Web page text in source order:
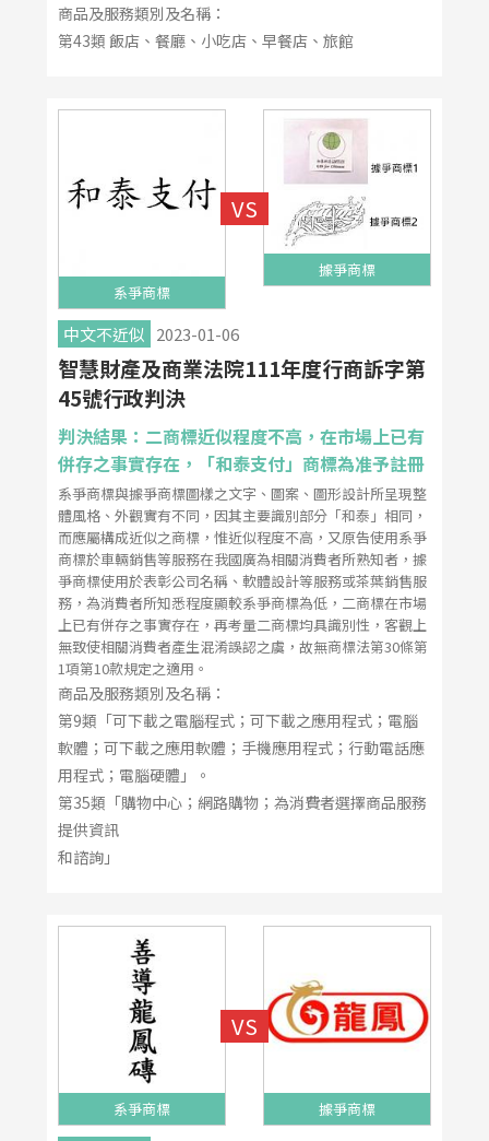
商品及服務類別及名稱：
第43類 飯店、餐廳、小吃店、早餐店、旅館
系爭商標
據爭商標
中文不近似 2023-01-06
智慧財產及商業法院111年度行商訴字第
45號行政判決
判決結果：二商標近似程度不高，在市場上已有
併存之事實存在，「和泰支付」商標為准予註冊
系爭商標與據爭商標圖樣之文字、圖案、圖形設計所呈現整
體風格、外觀實有不同，因其主要識別部分「和泰」相同，
而應屬構成近似之商標，惟近似程度不高，又原告使用系爭
商標於車輛銷售等服務在我國廣為相關消費者所熟知者，據
爭商標使用於表彰公司名稱、軟體設計等服務或茶葉銷售服
務，為消費者所知悉程度顯較系爭商標為低，二商標在市場
上已有併存之事實存在，再考量二商標均具識別性，客觀上
無致使相關消費者產生混淆誤認之虞，故無商標法第30條第
1項第10款規定之適用。
商品及服務類別及名稱：
第9類「可下載之電腦程式；可下載之應用程式；電腦
軟體；可下載之應用軟體；手機應用程式；行動電話應
用程式；電腦硬體」。
第35類「購物中心；網路購物；為消費者選擇商品服務
提供資訊
和諮詢」
系爭商標 據爭商標